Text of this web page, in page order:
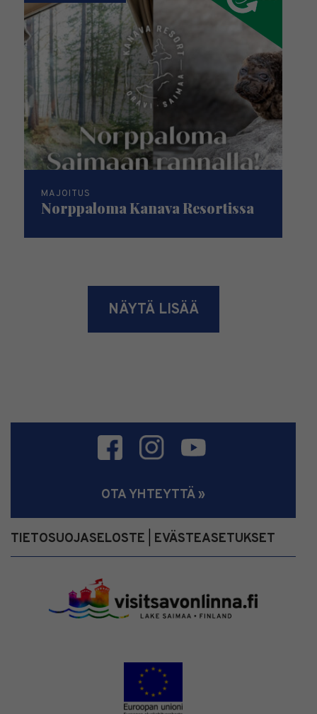
MAJOITUS
Norppaloma Kanava Resortissa
NÄYTÄ LISÄÄ
OTA YHTEYTTÄ »
TIETOSUOJASELOSTE EVÄSTEASETUKSET